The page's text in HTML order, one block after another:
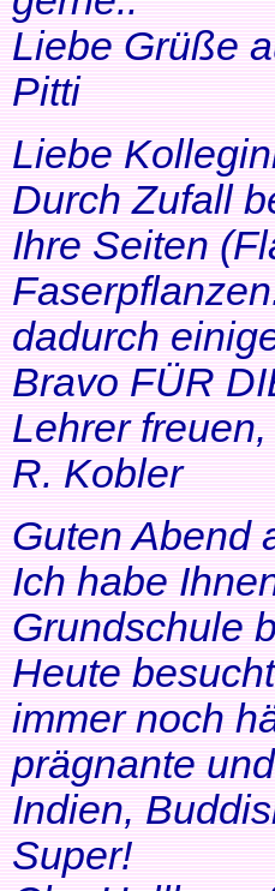
Liebe Grüße
Pitti
Liebe
Durch Zufall
Ihre Seiten
dadurch
Bravo FÜR
Lehrer
R. Kobler
Guten Abend
Ich habe
Grundschule
Heute
immer noch
prägnante
Indien,
Super!